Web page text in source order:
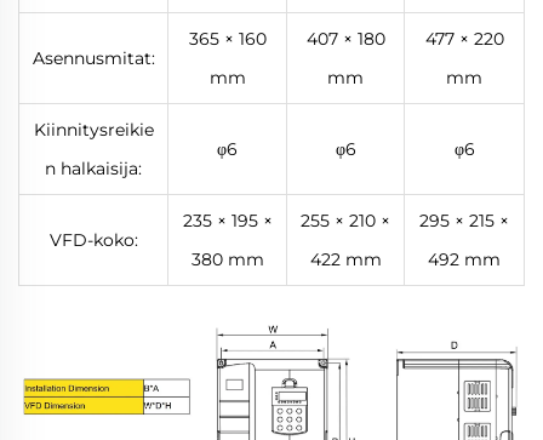
Asennusmitat:
365 × 160
mm
407 × 180
mm
477 × 220
mm
Kiinnitysreikie
n halkaisija:
φ6 φ6 φ6
VFD-koko:
235 × 195 ×
380 mm
255 × 210 ×
422 mm
295 × 215 ×
492 mm